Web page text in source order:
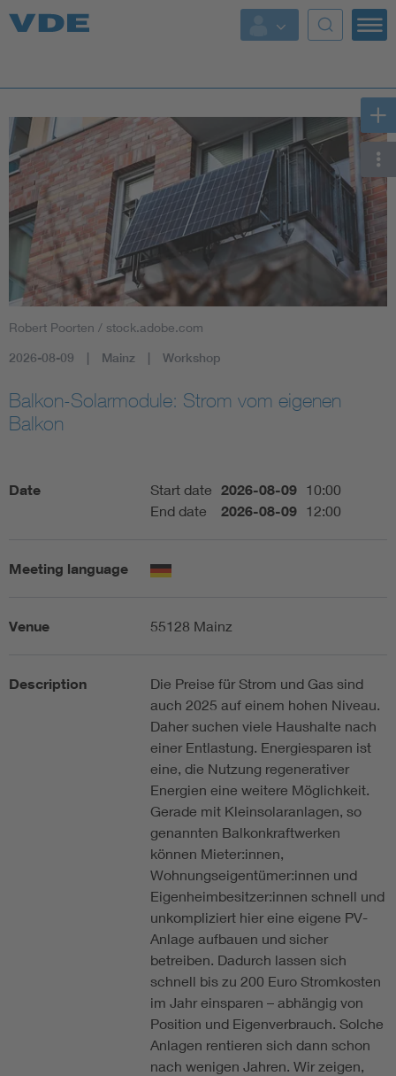
Key Topics
Key Topics
Energy
Standardization
AI & Digital Trust
Health
Artificial Intelligence
Digital Security
Robert Poorten / stock.adobe.com
2026-08-09 Mainz Workshop
Balkon-Solarmodule: Strom vom eigenen
Balkon
Date Start date 2026-08-09 10:00
End date
2026-08-09 12:00
Meeting language
Venue 55128 Mainz
Description
Die Preise für Strom und Gas sind
auch 2025 auf einem hohen Niveau.
Daher suchen viele Haushalte nach
einer Entlastung. Energiesparen ist
eine, die Nutzung regenerativer
Energien eine weitere Möglichkeit.
Gerade mit Kleinsolaranlagen, so
genannten Balkonkraftwerken
können Mieter:innen,
Wohnungseigentümer:innen und
Eigenheimbesitzer:innen schnell und
unkompliziert hier eine eigene PV-
Anlage aufbauen und sicher
betreiben. Dadurch lassen sich
schnell bis zu 200 Euro Stromkosten
im Jahr einsparen – abhängig von
Position und Eigenverbrauch. Solche
Anlagen rentieren sich dann schon
nach wenigen Jahren. Wir zeigen,